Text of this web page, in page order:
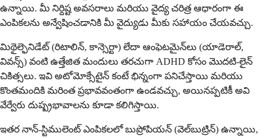
ఉన్నాయి. మీ నిర్దిష్ట అవసరాలు మరియు వైద్య చరిత్ర ఆధారంగా ఈ
ఎంపికలను అన్వేషించడానికి మీ వైద్యుడు మీకు సహాయం చేయవచ్చు.
మిథైల్ఫెనిడేట్ (రిటాలిన్, కాన్సెర్టా) లేదా ఆంఫెటమైన్‌లు (యాడెరాల్,
వివన్స్) వంటి ఉత్తేజిత మందులు తరచుగా ADHD కోసం మొదటి-లైన్
చికిత్సలు. ఇవి అటోమోక్సేటైన్ కంటే భిన్నంగా పనిచేస్తాయి మరియు
కొంతమందికి మరింత ప్రభావవంతంగా ఉండవచ్చు, అయినప్పటికీ అవి
వేర్వేరు దుష్ప్రభావాలను కూడా కలిగిస్తాయి.
ఇతర నాన్-స్టిములెంట్ ఎంపికలలో బుప్రోపియన్ (వెల్‌బుట్రిన్) ఉన్నాయి,